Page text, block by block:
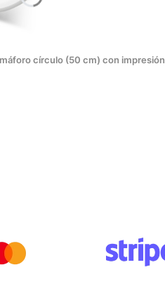
círculo (50 cm) con impresión